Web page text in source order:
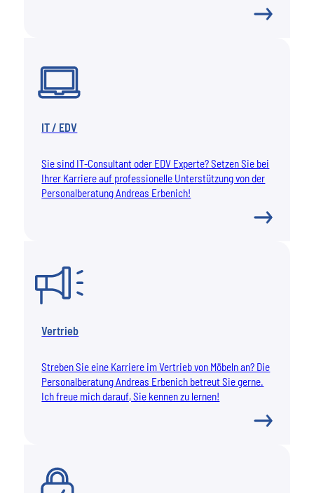
IT / EDV
Sie sind IT-Consultant oder EDV Experte? Setzen Sie bei
Ihrer Karriere auf professionelle Unterstützung von der
Personalberatung Andreas Erbenich!
Vertrieb
Streben Sie eine Karriere im Vertrieb von Möbeln an? Die
Personalberatung Andreas Erbenich betreut Sie gerne.
Ich freue mich darauf, Sie kennen zu lernen!